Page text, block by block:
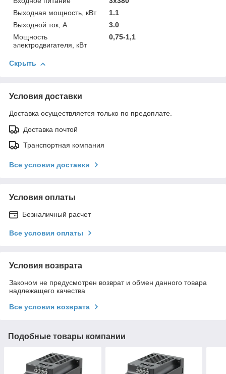
Выходная мощность, кВт
1.1
Выходной ток, А
3.0
Мощность
электродвигателя, кВт
0,75-1,1
Скрыть
Условия доставки
Доставка осуществляется только по предоплате.
Доставка почтой
Транспортная компания
Все условия доставки
Условия оплаты
Безналичный расчет
Все условия оплаты
Условия возврата
Законом не предусмотрен возврат и обмен данного товара
надлежащего качества
Все условия возврата
Подобные товары компании